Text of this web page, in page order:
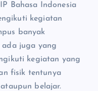
Bahasa Indonesia
kegiatan
banyak
ada juga yang
kegiatan yang
fisik tentunya
belajar.